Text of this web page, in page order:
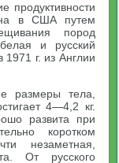
продуктивности
в США путем
пород
и русский
1971 г. из Англии
размеры тела,
4—4,2 кг.
развита при
коротком
незаметная,
От русского